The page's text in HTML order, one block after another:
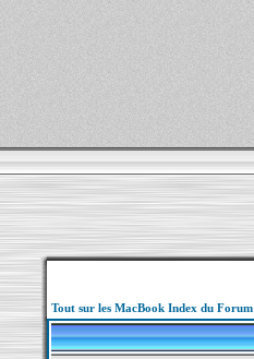
Tout sur les MacBook Index du Forum